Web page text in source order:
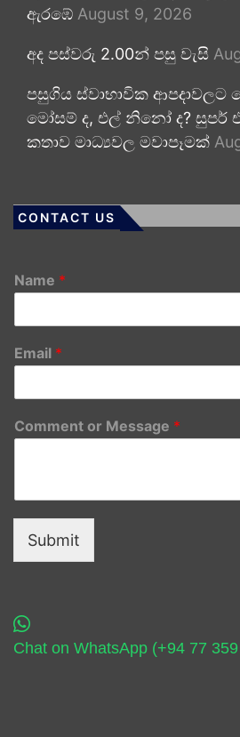
ඇරඹේ August 9, 2026
අද පස්වරු 2.00න් පසු වැසි
පසුගිය ස්වාභාවික ආපදාවලට
මෝසම් ද, එල් නිනෝ ද?
කතාව මාධ්‍යවල මවාපෑමක්
CONTACT US
Name *
Email *
Comment or Message *
Submit
Chat on WhatsApp (+94 77